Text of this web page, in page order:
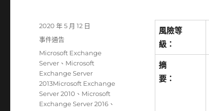
風險等
級：
摘
要：
發
佈
期:
2020 年 5 月 12 日
分
事件通告
標
籤
Microsoft Exchange
Server 、 Microsoft
Exchange Server
2013Microsoft Exchange
Server 2010 、 Microsoft
Exchange Server 2016 、